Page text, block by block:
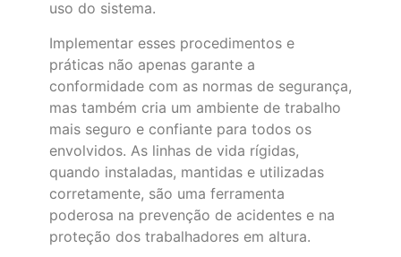
uso do sistema.
Implementar esses procedimentos e
práticas não apenas garante a
conformidade com as normas de segurança,
mas também cria um ambiente de trabalho
mais seguro e confiante para todos os
envolvidos. As linhas de vida rígidas,
quando instaladas, mantidas e utilizadas
corretamente, são uma ferramenta
poderosa na prevenção de acidentes e na
proteção dos trabalhadores em altura.